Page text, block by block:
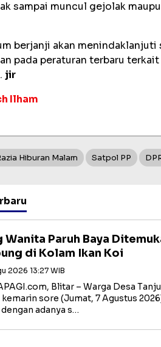
sampai muncul gejolak
berjanji akan
pada peraturan terbaru
jir
Ilham
Hiburan Malam Satpol PP
Wanita Paruh Baya
di Kolam Ikan Koi
2026 13:27 WIB
Blitar – Warga Desa
kemarin sore (Jumat, 7 Agustus
adanya s…